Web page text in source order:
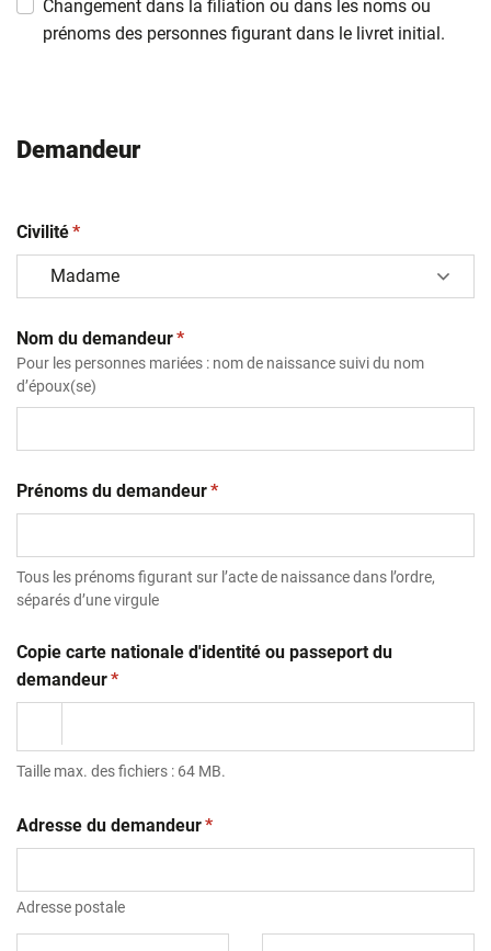
Changement dans la filiation ou dans les noms ou
prénoms des personnes figurant dans le livret initial.
Demandeur
Civilité(obligatoire)
*
Nom du demandeur(obligatoire)
*
Pour les personnes mariées : nom de naissance suivi du nom
d’époux(se)
Prénoms du demandeur(obligatoire)
*
Tous les prénoms figurant sur l’acte de naissance dans l’ordre,
séparés d’une virgule
Copie carte nationale d'identité ou passeport du
demandeur(obligatoire)
*
Taille max. des fichiers : 64 MB.
Adresse du demandeur(obligatoire)
*
Adresse postale